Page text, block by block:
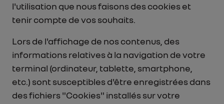
l'utilisation que nous faisons des cookies et
tenir compte de vos souhaits.
Lors de l'affichage de nos contenus, des
informations relatives à la navigation de votre
terminal (ordinateur, tablette, smartphone,
etc.) sont susceptibles d'être enregistrées dans
des fichiers "Cookies" installés sur votre